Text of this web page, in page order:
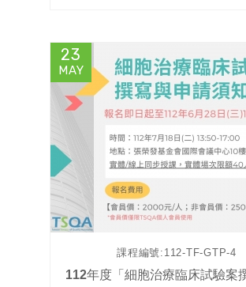
23
MAY
課程編號: 112-TF-GTP-4
112年度「細胞治療臨床試驗案